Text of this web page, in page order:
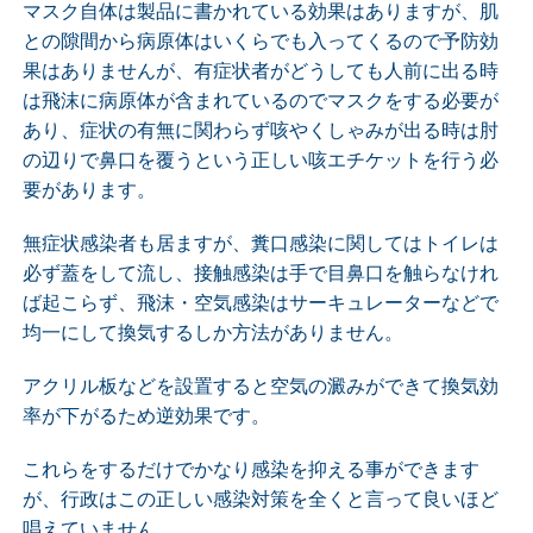
マスク自体は製品に書かれている効果はありますが、肌
との隙間から病原体はいくらでも入ってくるので予防効
果はありませんが、有症状者がどうしても人前に出る時
は飛沫に病原体が含まれているのでマスクをする必要が
あり、症状の有無に関わらず咳やくしゃみが出る時は肘
の辺りで鼻口を覆うという正しい咳エチケットを行う必
要があります。
無症状感染者も居ますが、糞口感染に関してはトイレは
必ず蓋をして流し、接触感染は手で目鼻口を触らなけれ
ば起こらず、飛沫・空気感染はサーキュレーターなどで
均一にして換気するしか方法がありません。
アクリル板などを設置すると空気の澱みができて換気効
率が下がるため逆効果です。
これらをするだけでかなり感染を抑える事ができます
が、行政はこの正しい感染対策を全くと言って良いほど
唱えていません。